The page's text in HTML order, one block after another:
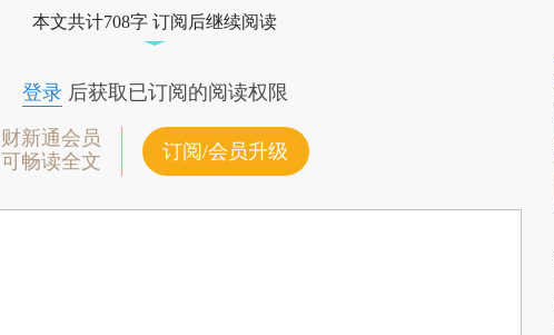
本文共计708字 订阅后继续阅读
登录后获取已订阅的阅读权限
财新通会员
可畅读全文
订阅/会员升级